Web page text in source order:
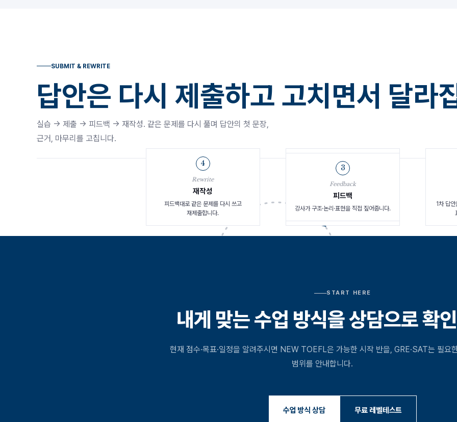
SUBMIT & REWRITE
답안은 다시 제출하고 고치면서 달라
실습 → 제출 → 피드백 → 재작성. 같은 문제를 다시 풀며 답안의 첫 문장,
근거, 마무리를 고칩니다.
↻
상시 제출
반복 훈련
1
실습
직접 풉니다.
1차 답안
3
Feedback
피드백
강사가 구조·논리·표현을 직접 짚어줍니다.
4
Rewrite
재작성
피드백대로 같은 문제를 다시 쓰고
재제출합니다.
START HERE
내게 맞는 수업 방식을 상담으로 확
현재 점수·목표·일정을 알려주시면 NEW TOEFL은 가능한 시작 반을, GRE·SAT는 필요
범위를 안내합니다.
수업 방식 상담 무료 레벨테스트